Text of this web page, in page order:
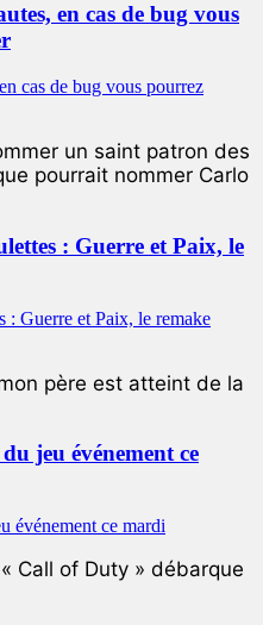
en cas de bug vous
un saint patron des
pourrait nommer Carlo
: Guerre et Paix, le
père est atteint de la
jeu événement ce
Call of Duty » débarque